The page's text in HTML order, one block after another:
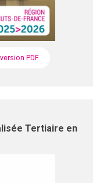
PDF
Tertiaire en